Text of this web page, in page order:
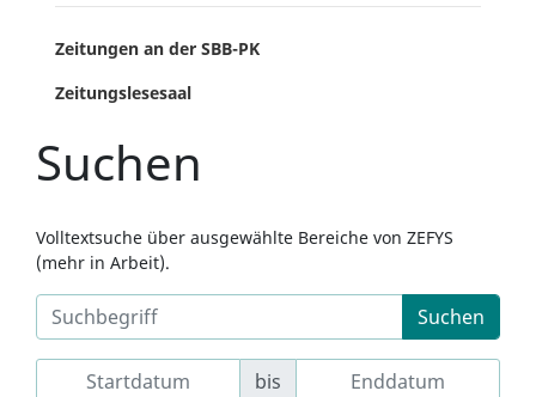
Zeitungen an der SBB-PK
Zeitungslesesaal
Suchen
Volltextsuche über ausgewählte Bereiche von ZEFYS
(mehr in Arbeit).
Suchen
bis